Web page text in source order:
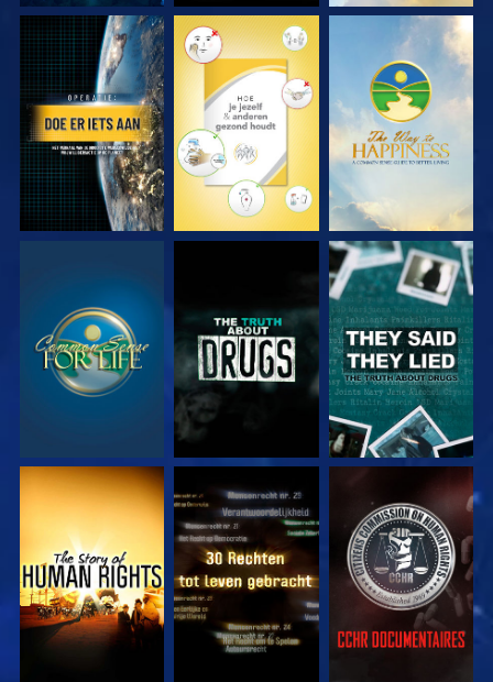
KIJK KIJK KIJK
KIJK KIJK KIJK
KIJK KIJK KIJK